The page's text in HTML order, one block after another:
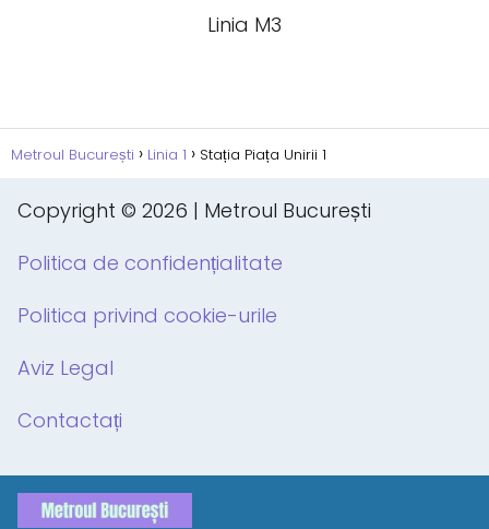
Linia M3
Metroul București Linia 1 Stația Piața Unirii 1
Copyright © 2026 | Metroul București
Politica de confidențialitate
Politica privind cookie-urile
Aviz Legal
Contactați